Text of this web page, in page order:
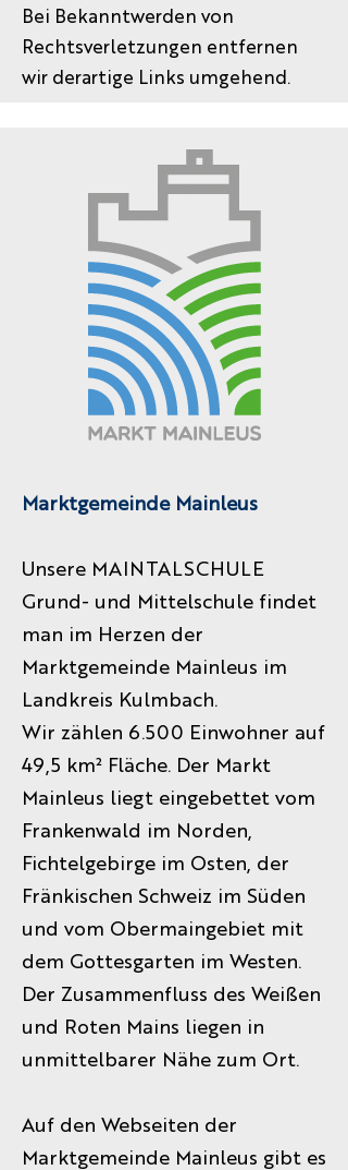
Bei Bekanntwerden von
Rechtsverletzungen entfernen
wir derartige Links umgehend.
Marktgemeinde Mainleus
Unsere MAINTALSCHULE
Grund- und Mittelschule findet
man im Herzen der
Marktgemeinde Mainleus im
Landkreis Kulmbach.
Wir zählen 6.500 Einwohner auf
49,5 km² Fläche. Der Markt
Mainleus liegt eingebettet vom
Frankenwald im Norden,
Fichtelgebirge im Osten, der
Fränkischen Schweiz im Süden
und vom Obermaingebiet mit
dem Gottesgarten im Westen.
Der Zusammenfluss des Weißen
und Roten Mains liegen in
unmittelbarer Nähe zum Ort.
Auf den Webseiten der
Marktgemeinde Mainleus gibt es